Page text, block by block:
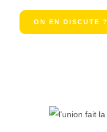
ON EN DISCUTE ?